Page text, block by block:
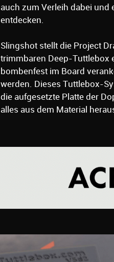
auch zum Verleih dabei und
entdecken.
Slingshot stellt die Project
trimmbaren Deep-Tuttlebox
bombenfest im Board
werden. Dieses Tuttlebox-
die aufgesetzte Platte der
alles aus dem Material